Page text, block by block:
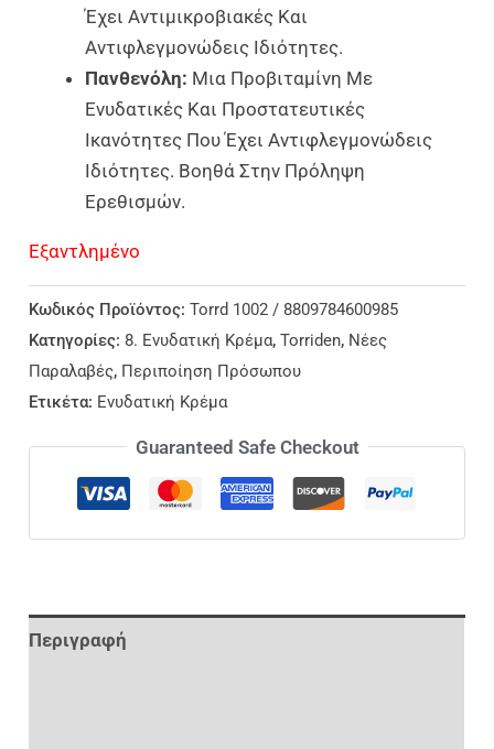
Έχει Αντιμικροβιακές Και
Αντιφλεγμονώδεις Ιδιότητες.
Πανθενόλη: Μια Προβιταμίνη Με
Ενυδατικές Και Προστατευτικές
Ικανότητες Που Έχει Αντιφλεγμονώδεις
Ιδιότητες. Βοηθά Στην Πρόληψη
Ερεθισμών.
Εξαντλημένο
Κωδικός Προϊόντος:Torrd 1002 / 8809784600985
Κατηγορίες: 8. Ενυδατική Κρέμα,Torriden, Νέες
Παραλαβές, Περιποίηση Πρόσωπου
Ετικέτα: Ενυδατική Κρέμα
Guaranteed Safe Checkout
Περιγραφή